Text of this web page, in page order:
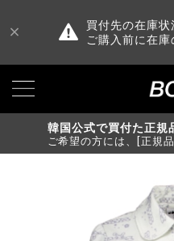
買付先の在庫状
ご購入前に在庫
韓国公式で買付た正規
ご希望の方には、[正規